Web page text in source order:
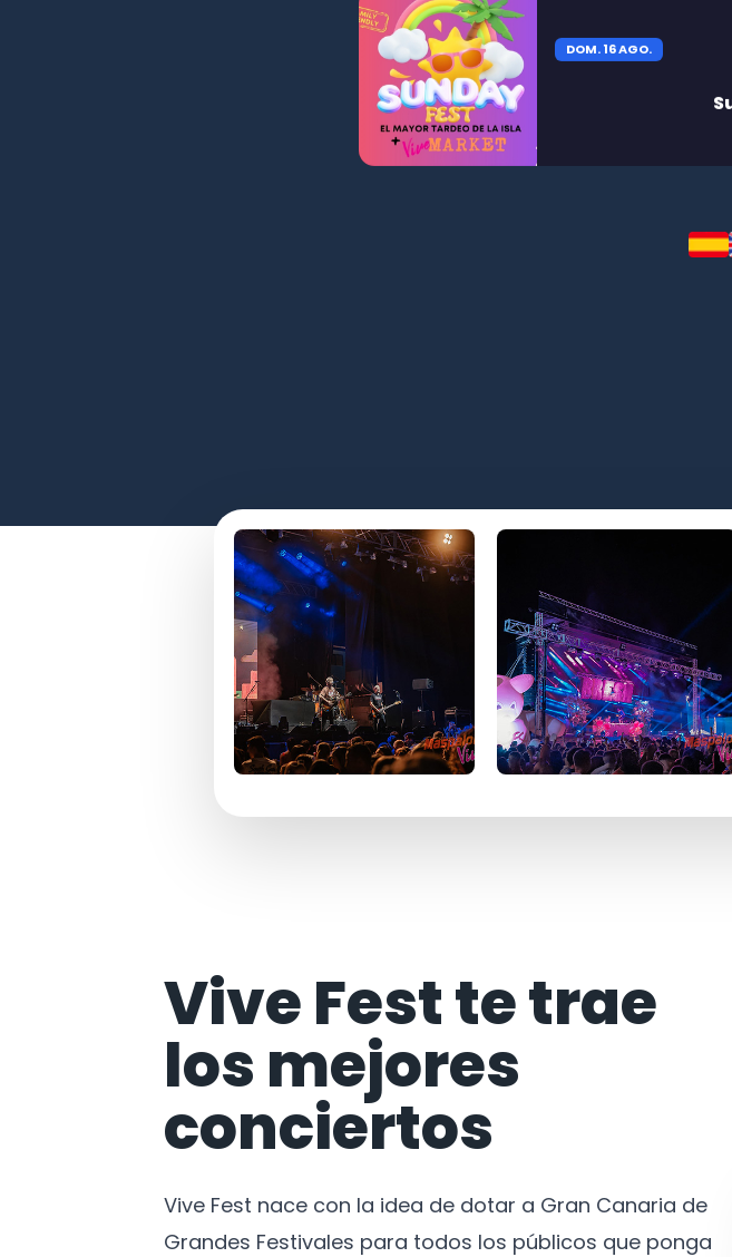
DOM. 16 AGO.
Vive Fest te trae
los mejores
conciertos
Vive Fest nace con la idea de dotar a Gran Canaria de
Grandes Festivales para todos los públicos que ponga